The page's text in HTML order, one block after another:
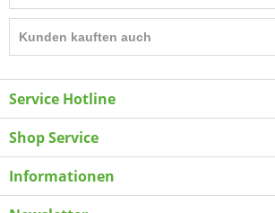
Kunden kauften auch
Service Hotline
Shop Service
Informationen